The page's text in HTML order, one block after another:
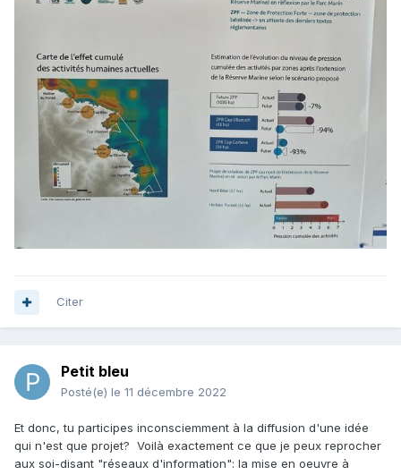
Citer
Petit bleu
Posté(e) le 11 décembre 2022
Et donc, tu participes inconsciemment à la diffusion d'une idée
qui n'est que projet? Voilà exactement ce que je peux reprocher
aux soi-disant "réseaux d'information": la mise en oeuvre à